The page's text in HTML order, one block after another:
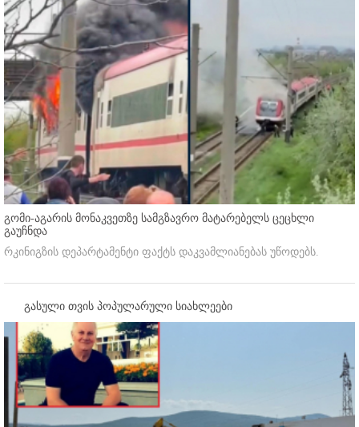
გომი-აგარის მონაკვეთზე სამგზავრო მატარებელს ცეცხლი
გაუჩნდა
რკინიგზის დეპარტამენტი ფაქტს დაკვამლიანებას უწოდებს.
გასული თვის პოპულარული სიახლეები